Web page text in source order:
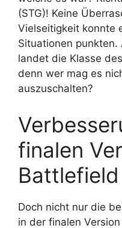
(STG)! Keine
Vielseitigkeit konnte
Situationen
landet die Klasse
denn wer mag es
auszuschalten?
finalen
Doch nicht nur die
in der finalen